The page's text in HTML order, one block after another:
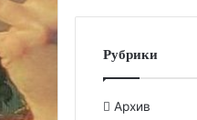
Рубрики
Архив